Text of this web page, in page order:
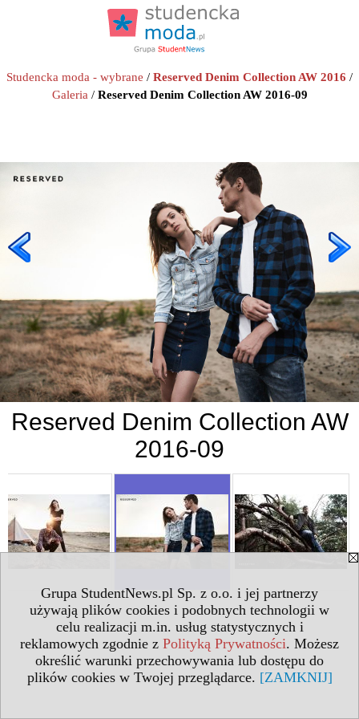
Grupa StudentNews.pl Sp. z o.o. i jej partnerzy
używają plików cookies i podobnych technologii w
celu realizacji m.in. usług statystycznych i
reklamowych zgodnie z Polityką Prywatności. Możesz
określić warunki przechowywania lub dostępu do
plików cookies w Twojej przeglądarce. [ZAMKNIJ]
Studencka moda - wybrane / Reserved Denim Collection AW 2016 /
Galeria / Reserved Denim Collection AW 2016-09
Reserved Denim Collection AW
2016-09